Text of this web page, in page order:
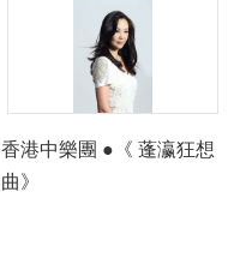
香港中樂團 ●《 蓬瀛狂想
曲》